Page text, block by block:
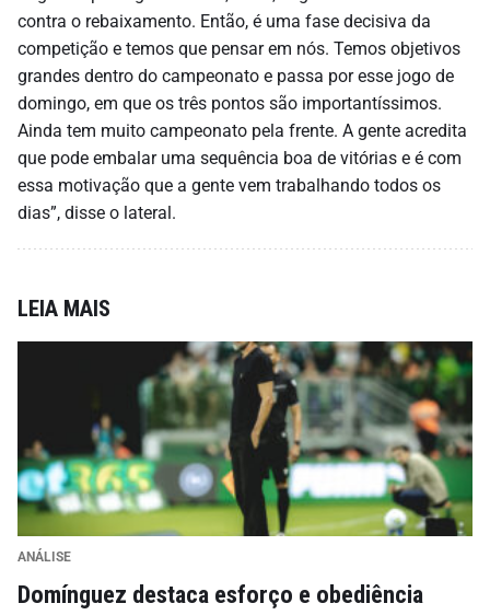
contra o rebaixamento. Então, é uma fase decisiva da
competição e temos que pensar em nós. Temos objetivos
grandes dentro do campeonato e passa por esse jogo de
domingo, em que os três pontos são importantíssimos.
Ainda tem muito campeonato pela frente. A gente acredita
que pode embalar uma sequência boa de vitórias e é com
essa motivação que a gente vem trabalhando todos os
dias”, disse o lateral.
LEIA MAIS
ANÁLISE
Domínguez destaca esforço e obediência